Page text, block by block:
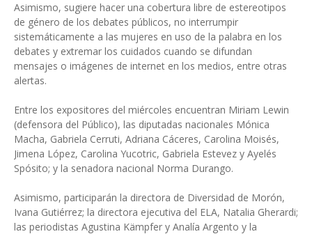
Asimismo, sugiere hacer una cobertura libre de estereotipos
de género de los debates públicos, no interrumpir
sistemáticamente a las mujeres en uso de la palabra en los
debates y extremar los cuidados cuando se difundan
mensajes o imágenes de internet en los medios, entre otras
alertas.
Entre los expositores del miércoles encuentran Miriam Lewin
(defensora del Público), las diputadas nacionales Mónica
Macha, Gabriela Cerruti, Adriana Cáceres, Carolina Moisés,
Jimena López, Carolina Yucotric, Gabriela Estevez y Ayelés
Spósito; y la senadora nacional Norma Durango.
Asimismo, participarán la directora de Diversidad de Morón,
Ivana Gutiérrez; la directora ejecutiva del ELA, Natalia Gherardi;
las periodistas Agustina Kämpfer y Analía Argento y la